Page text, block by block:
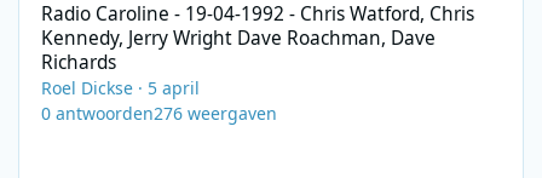
Radio Caroline - 19-04-1992 - Chris Watford, Chris
Kennedy, Jerry Wright Dave Roachman, Dave
Richards
Roel Dickse · 5 april
0 antwoorden276 weergaven